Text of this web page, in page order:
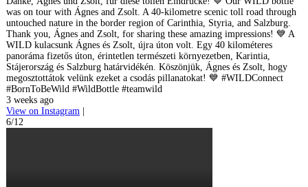
was on tour with Ágnes and Zsolt. A 40-kilometre scenic toll road through
untouched nature in the border region of Carinthia, Styria, and Salzburg.
Thank you, Ágnes and Zsolt, for sharing these amazing impressions! 💙 A
WILD kulacsunk Ágnes és Zsolt, újra úton volt. Egy 40 kilométeres
panoráma fizetős úton, érintetlen természeti környezetben, Karintia,
Stájerország és Salzburg határvidékén. Köszönjük, Ágnes és Zsolt, hogy
megosztottátok velünk ezeket a csodás pillanatokat! 💙 #WILDConnect
#BornToBeWild #WildBottle #teamwild
3 weeks ago
View on Instagram |
6/12